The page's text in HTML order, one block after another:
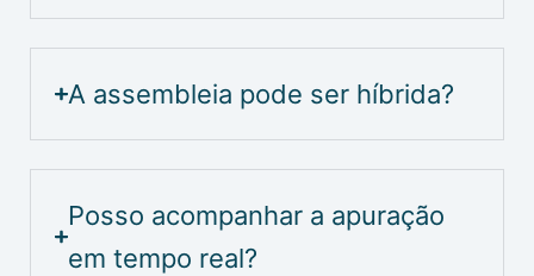
A assembleia pode ser híbrida?
Posso acompanhar a apuração
em tempo real?